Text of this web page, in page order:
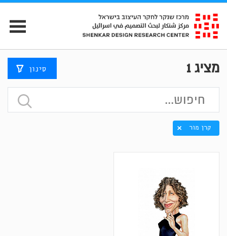
מציג1 סינון
קרן מור